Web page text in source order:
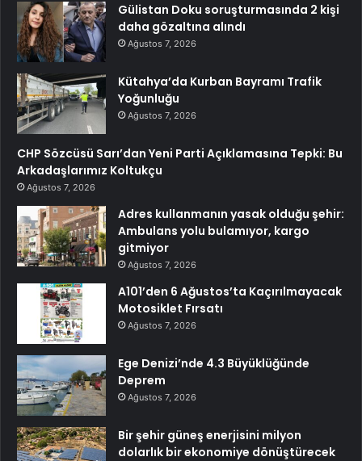
Gülistan Doku soruşturmasında 2 kişi
daha gözaltına alındı
Ağustos 7, 2026
Kütahya’da Kurban Bayramı Trafik
Yoğunluğu
Ağustos 7, 2026
CHP Sözcüsü Sarı’dan Yeni Parti Açıklamasına Tepki: Bu
Arkadaşlarımız Koltukçu
Ağustos 7, 2026
Adres kullanmanın yasak olduğu şehir:
Ambulans yolu bulamıyor, kargo
gitmiyor
Ağustos 7, 2026
A101’den 6 Ağustos’ta Kaçırılmayacak
Motosiklet Fırsatı
Ağustos 7, 2026
Ege Denizi’nde 4.3 Büyüklüğünde
Deprem
Ağustos 7, 2026
Bir şehir güneş enerjisini milyon
dolarlık bir ekonomiye dönüştürecek